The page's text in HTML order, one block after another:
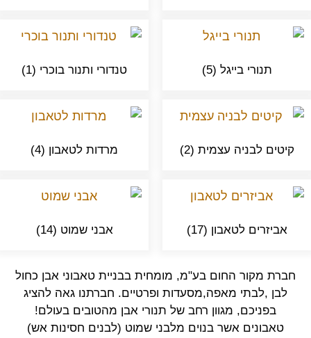
תנורי בייגל (5) טנדורי ותנור בוכרי (1)
קיטים לבניה עצמית (2) מרדות לטאבון (4)
אביזרים לטאבון (17) אבני שמוט (14)
חברת מקור החום בע"מ, מומחית בבניית טאבוני אבן כחול
לבן ,לבתי מאפה,מסעדות ופרטיים. חברתנו גאה להציג
בפניכם, מגוון רחב של תנורי אבן מהטובים בעולם!
טאבונים אשר בנוים מלבני שמוט (לבנים חסינות אש)